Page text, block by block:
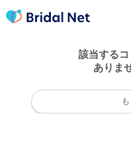
該当する
ありま